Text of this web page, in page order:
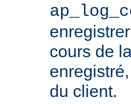
cours de
du client.